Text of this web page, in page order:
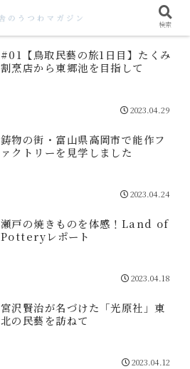
#01【鳥取民藝の旅1日目】たくみ
割烹店から東郷池を目指して
2023.04.29
鋳物の街・富山県高岡市で能作フ
ァクトリーを見学しました
2023.04.24
瀬戸の焼きものを体感！Land of
Potteryレポート
2023.04.18
宮沢賢治が名づけた「光原社」東
北の民藝を訪ねて
2023.04.12
検索